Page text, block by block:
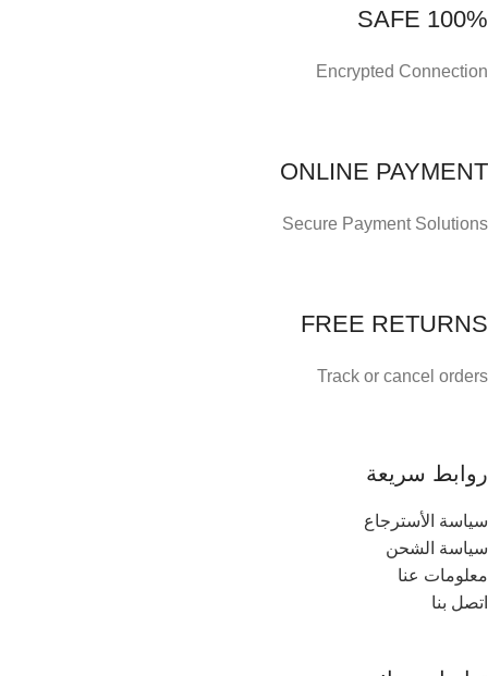
FREE RETURNS
Track or cancel orders
ONLINE PAYMENT
Secure Payment Solutions
100% SAFE
Encrypted Connection
روابط سريعة
سياسة الأسترجاع
سياسة الشحن
معلومات عنا
اتصل بنا